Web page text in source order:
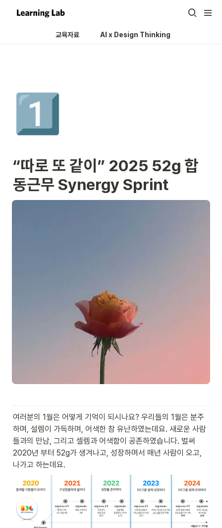
교육자료 AI x Design Thinking
1️⃣
“따로 또 같이” 2025 52g 합
동근무 Synergy Sprint
여러분의 1월은 어떻게 기억이 되시나요? 우리들의 1월은 분주
하며, 설렘이 가득하며, 어색한 참 유난하였는데요. 새로운 사람
들과의 만남, 그리고 셀렘과 어색함이 공존하였습니다. 벌써
2020년 부터 52g가 생겨나고, 성장하며서 매년 사람이 오고,
나가고 하는데요.